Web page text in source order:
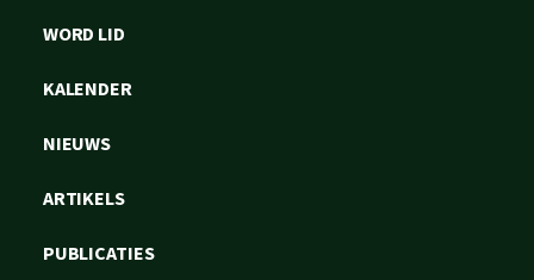
WORD LID
KALENDER
NIEUWS
ARTIKELS
PUBLICATIES